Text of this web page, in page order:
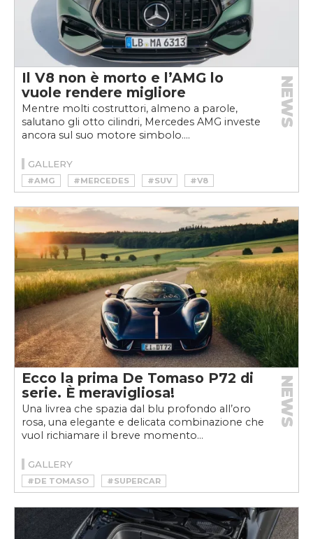
Il V8 non è morto e l’AMG lo
vuole rendere migliore
Mentre molti costruttori, almeno a parole,
salutano gli otto cilindri, Mercedes AMG investe
ancora sul suo motore simbolo....
NEWS
GALLERY
#AMG #MERCEDES #SUV #V8
Ecco la prima De Tomaso P72 di
serie. È meravigliosa!
Una livrea che spazia dal blu profondo all’oro
rosa, una elegante e delicata combinazione che
vuol richiamare il breve momento...
NEWS
GALLERY
#DE TOMASO #SUPERCAR